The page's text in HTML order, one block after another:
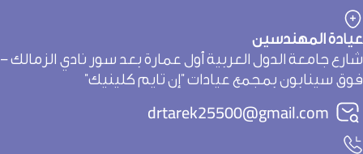
المهندسين
جامعة الدول العربية أول عمارة بعد سور نادي الزمالك -
سينابون بمجمع عيادات "إن تايم كلينيك"
drtarek25500@gmail.com